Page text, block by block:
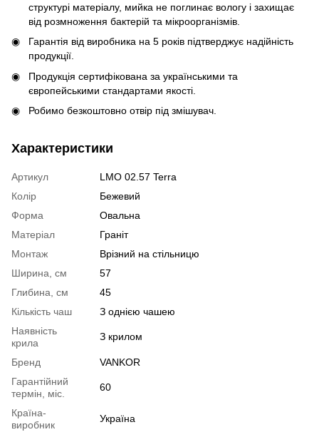
структурі матеріалу, мийка не поглинає вологу і захищає
від розмноження бактерій та мікроорганізмів.
Гарантія від виробника на 5 років підтверджує надійність
продукції.
Продукція сертифікована за українськими та
європейськими стандартами якості.
Робимо безкоштовно отвір під змішувач.
Характеристики
Артикул
LMO 02.57 Terra
Колір
Бежевий
Форма
Овальна
Матеріал
Граніт
Монтаж
Врізний на стільницю
Ширина, см
57
Глибина, см
45
Кількість чаш
З однією чашею
Наявність
крила
З крилом
Бренд
VANKOR
Гарантійний
термін, міс.
60
Країна-
виробник
Україна